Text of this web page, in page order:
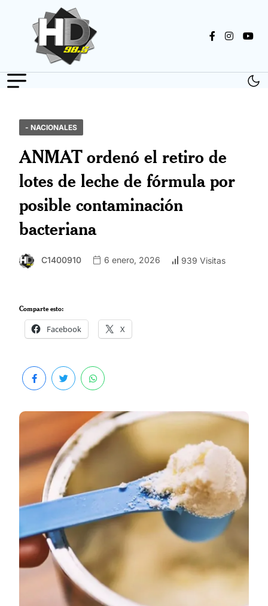
- NACIONALES
ANMAT ordenó el retiro de
lotes de leche de fórmula por
posible contaminación
bacteriana
C1400910 6 enero, 2026 939 Visitas
Comparte esto:
Facebook X